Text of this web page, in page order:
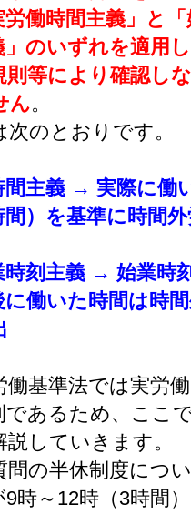
働時間主義」と
」のいずれを適用
則等により確認し
ん。
のとおりです。
間主義 → 実際に働
間）を基準に時間
時刻主義 → 始業時
に働いた時間は時
働基準法では実労
であるため、ここ
していきます。
問の半休制度につい
時～12時（3時間